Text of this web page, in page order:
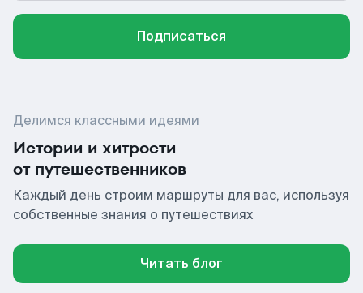
Подписаться
Делимся классными идеями
Истории и хитрости
от путешественников
Каждый день строим маршруты для вас, используя
собственные знания о путешествиях
Читать блог